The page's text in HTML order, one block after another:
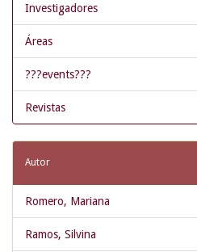
Investigadores
Áreas
???events???
Revistas
Autor
Romero, Mariana
Ramos, Silvina